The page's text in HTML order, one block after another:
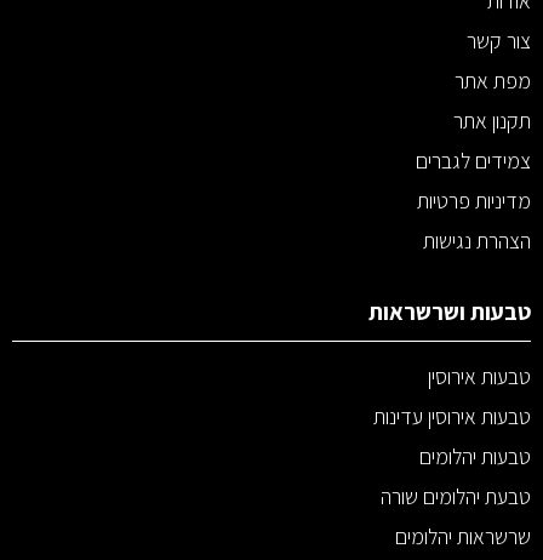
צור קשר
מפת אתר
תקנון אתר
צמידים לגברים
מדיניות פרטיות
הצהרת נגישות
טבעות ושרשראות
טבעות אירוסין
טבעות אירוסין עדינות
טבעות יהלומים
טבעת יהלומים שורה
שרשראות יהלומים